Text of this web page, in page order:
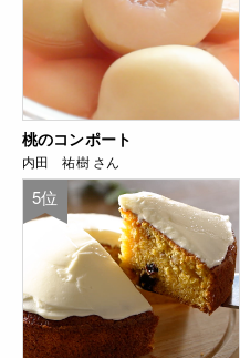
桃のコンポート
内田 祐樹 さん
5位